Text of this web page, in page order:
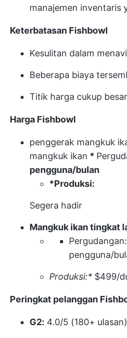
manajemen inventaris
Keterbatasan Fishbowl
Kesulitan dalam
Beberapa biaya
Titik harga cukup
Harga Fishbowl
penggerak mangkuk
mangkuk ikan *
pengguna/bulan
*Produksi:
Segera hadir
Mangkuk ikan tingkat
pengguna/
Produksi:* $499/
Peringkat pelanggan
G2: 4.0/5 (180+ ulasan)